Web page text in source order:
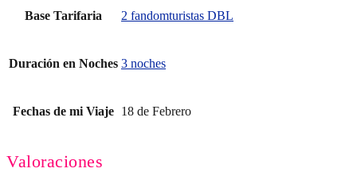
Base Tarifaria 2 fandomturistas DBL
Duración en Noches 3 noches
Fechas de mi Viaje 18 de Febrero
Valoraciones